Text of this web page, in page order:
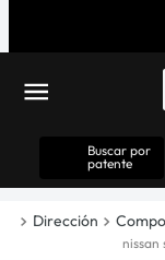
Buscar por
patente
Dirección
nissan